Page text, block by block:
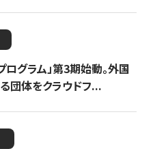
グラム」第3期始動。外国
団体をクラウドフ...